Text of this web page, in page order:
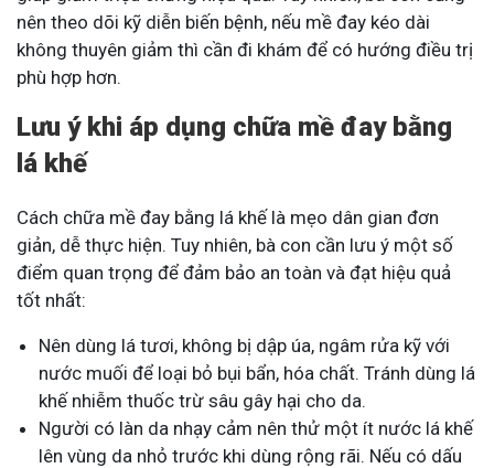
nên theo dõi kỹ diễn biến bệnh, nếu mề đay kéo dài
không thuyên giảm thì cần đi khám để có hướng điều trị
phù hợp hơn.
Lưu ý khi áp dụng chữa mề đay bằng
lá khế
Cách chữa mề đay bằng lá khế là mẹo dân gian đơn
giản, dễ thực hiện. Tuy nhiên, bà con cần lưu ý một số
điểm quan trọng để đảm bảo an toàn và đạt hiệu quả
tốt nhất:
Nên dùng lá tươi, không bị dập úa, ngâm rửa kỹ với
nước muối để loại bỏ bụi bẩn, hóa chất. Tránh dùng lá
khế nhiễm thuốc trừ sâu gây hại cho da.
Người có làn da nhạy cảm nên thử một ít nước lá khế
lên vùng da nhỏ trước khi dùng rộng rãi. Nếu có dấu